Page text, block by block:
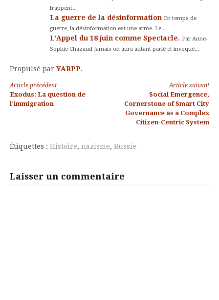
frappent...
La guerre de la désinformation En temps de
guerre, la désinformation est une arme. Le...
L’Appel du 18 juin comme Spectacle. Par Anne-
Sophie Chazaud Jamais on aura autant parlé et invoqué...
Propulsé par YARPP.
Lire
la
Article précédent
Exodus: La question de
l’immigration
Article suivant
Social Emergence,
Cornerstone of Smart City
Governance as a Complex
Citizen-Centric System
Étiquettes : Histoire, nazisme, Russie
Laisser un commentaire